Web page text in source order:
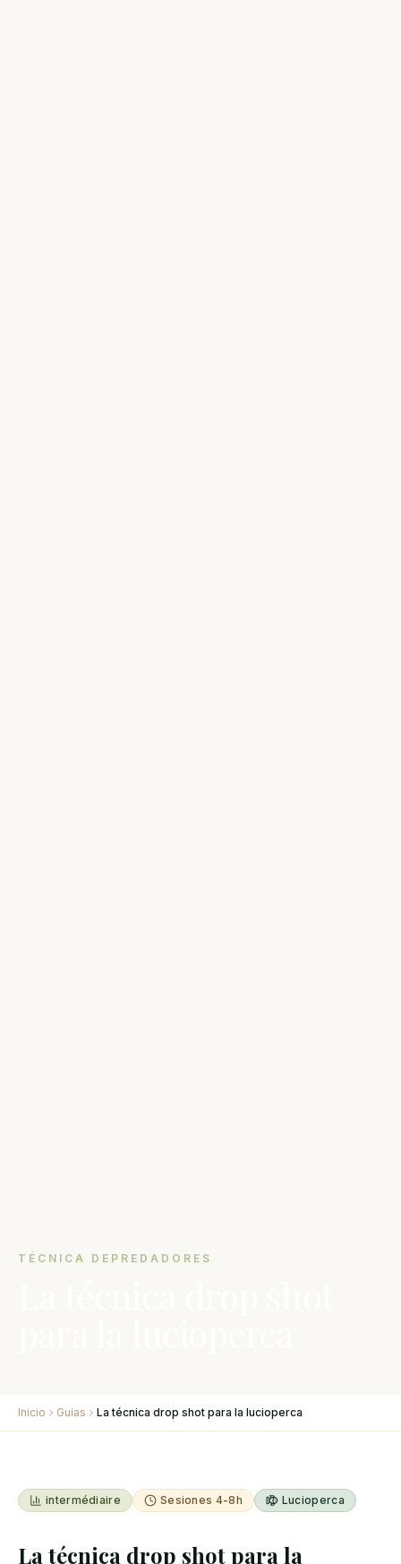
TÉCNICA DEPREDADORES
Inicio Guías La técnica drop shot para la lucioperca
intermédiaire Sesiones 4-8h Lucioperca
La técnica drop shot para la